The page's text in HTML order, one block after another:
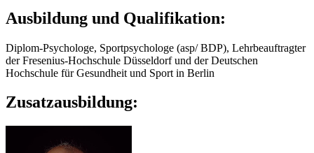
Ausbildung und Qualifikation:
Diplom-Psychologe, Sportpsychologe (asp/ BDP), Lehrbeauftragter
der Fresenius-Hochschule Düsseldorf und der Deutschen
Hochschule für Gesundheit und Sport in Berlin
Zusatzausbildung: